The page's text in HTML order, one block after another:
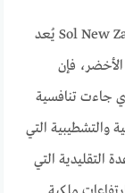
على الرغم من أن كمبوند سول زايد الجديدة Sol New Zayed يُعد
الأخضر، فإن
جاءت تنافسية
والتشطيبية التي
التقليدية التي